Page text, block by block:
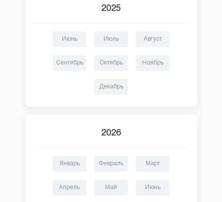
2025
Июнь Июль Август
Сентябрь Октябрь Ноябрь
Декабрь
2026
Январь Февраль Март
Апрель Май Июнь